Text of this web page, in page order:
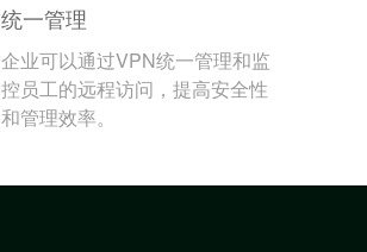
统一管理
企业可以通过VPN统一管理和监
控员工的远程访问，提高安全性
和管理效率。